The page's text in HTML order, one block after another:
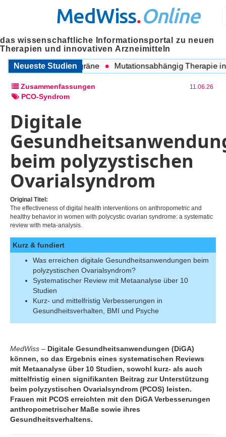
MedWiss.Online
das wissenschaftliche Informationsportal zu neuen
Therapien und innovativen Arzneimitteln
Neueste Studien
COPD und Migräne Mutationsabhängig Therapie
Zusammenfassungen 11.06.26
PCO-Syndrom
Digitale
beim polyzystischen
Ovarialsyndrom
Original Titel:
The effectiveness of digital health interventions on anthropometric and
healthy behavior in women with polycystic ovarian syndrome: a systematic
review with meta-analysis.
Kurz & fundiert
Was erreichen digitale Gesundheitsanwendungen beim
polyzystischen Ovarialsyndrom?
Systematischer Review mit Metaanalyse über 10
Studien
Kurz- und mittelfristig Verbesserungen in
Gesundheitsverhalten, BMI und Psyche
MedWiss – Digitale Gesundheitsanwendungen (DiGA)
können, so das Ergebnis eines systematischen Reviews
mit Metaanalyse über 10 Studien, sowohl kurz- als auch
mittelfristig einen signifikanten Beitrag zur Unterstützung
beim polyzystischen Ovarialsyndrom (PCOS) leisten.
Frauen mit PCOS erreichten mit den DiGA Verbesserungen
anthropometrischer Maße sowie ihres
Gesundheitsverhaltens.